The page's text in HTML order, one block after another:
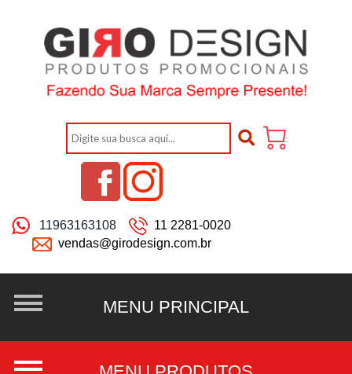
11963163108
11 2281-0020
vendas@girodesign.com.br